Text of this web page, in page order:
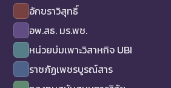
อักขราวิสุทธิ์
อพ.สธ. มร.พช.
หน่วยบ่มเพาะวิสาหกิจ UBI
ราชภัฏเพชรบูรณ์สาร